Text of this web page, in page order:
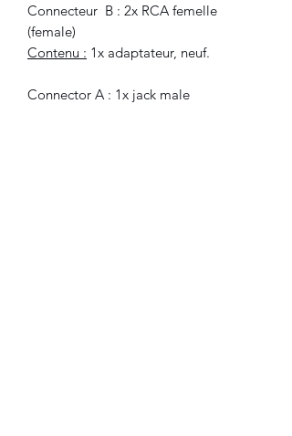
Connecteur B : 2x RCA femelle
(female)
Contenu : 1x adaptateur, neuf.
Connector A : 1x jack male